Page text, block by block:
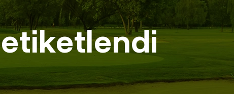
etiketlendi